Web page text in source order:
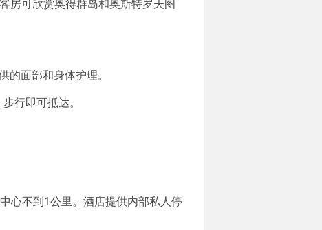
房可欣赏奥得群岛和奥斯特罗夫图
的面部和身体护理。
行即可抵达。
心不到1公里。酒店提供内部私人停